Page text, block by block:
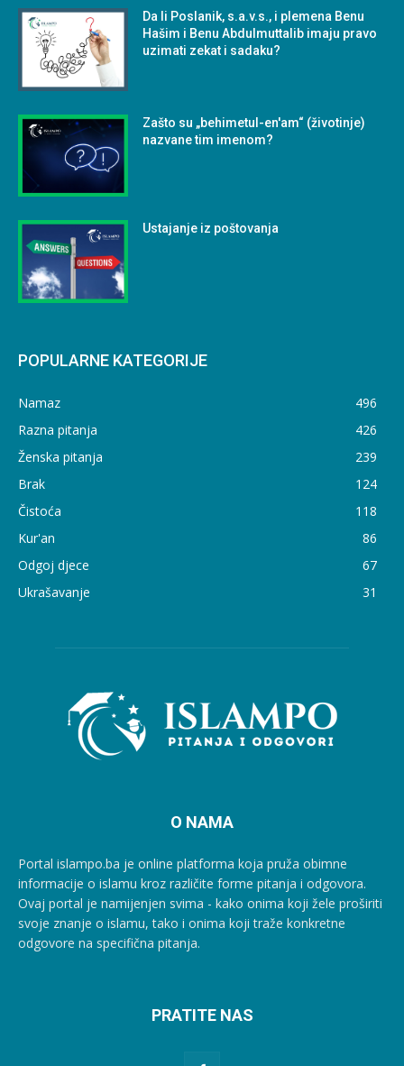
Da li Poslanik, s.a.v.s., i plemena Benu
Hašim i Benu Abdulmuttalib imaju pravo
uzimati zekat i sadaku?
Zašto su „behimetul-en'am“ (životinje)
nazvane tim imenom?
Ustajanje iz poštovanja
POPULARNE KATEGORIJE
Namaz
496
Razna pitanja
426
Ženska pitanja
239
Brak
124
Čistoća
118
Kur'an
86
Odgoj djece
67
Ukrašavanje
31
O NAMA
Portal islampo.ba je online platforma koja pruža obimne
informacije o islamu kroz različite forme pitanja i odgovora.
Ovaj portal je namijenjen svima - kako onima koji žele proširiti
svoje znanje o islamu, tako i onima koji traže konkretne
odgovore na specifična pitanja.
PRATITE NAS